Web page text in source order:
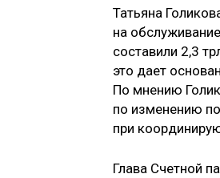
Татьяна
на
составили 2,3
это дает
По мнению
по изменению
при
Глава Счетной